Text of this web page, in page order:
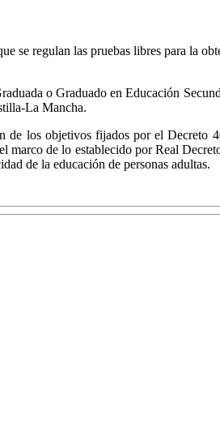
se regulan las pruebas libres para la
o Graduado en Educación
La Mancha.
de los objetivos fijados por el
de lo establecido por Real
de la educación de personas adultas.